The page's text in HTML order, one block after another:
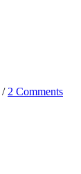
/ 2 Comments